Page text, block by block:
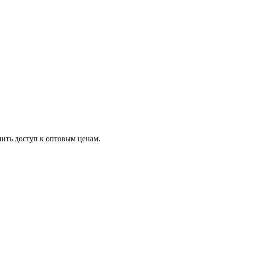
доступ к оптовым ценам.